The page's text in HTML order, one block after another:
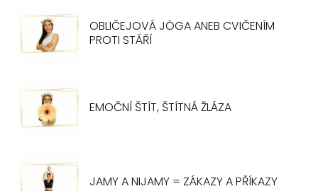
OBLIČEJOVÁ JÓGA ANEB CVIČENÍM
PROTI STÁŘÍ
EMOČNÍ ŠTÍT, ŠTÍTNÁ ŽLÁZA
JAMY A NIJAMY = ZÁKAZY A PŘÍKAZY